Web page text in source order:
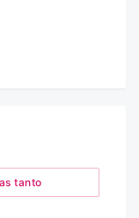
tanto